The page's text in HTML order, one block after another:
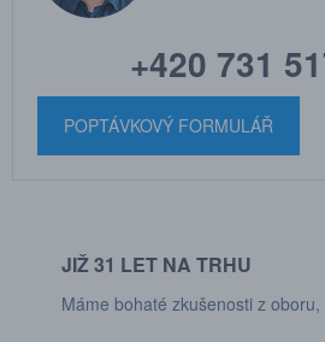
+420 731
POPTÁVKOVÝ FORMULÁŘ
JIŽ 31 LET NA TRHU
Máme bohaté zkušenosti z